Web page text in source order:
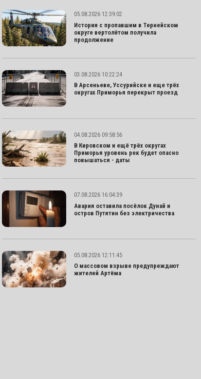
05.08.2026 12:39:02
История с пропавшим в Тернейском
округе вертолётом получила
продолжение
03.08.2026 10:22:24
В Арсеньеве, Уссурийске и еще трёх
округах Приморья перекрыт проезд
04.08.2026 09:58:56
В Кировском и ещё трёх округах
Приморья уровень рек будет опасно
повышаться - даты
07.08.2026 16:04:39
Авария оставила посёлок Дунай и
остров Путятин без электричества
05.08.2026 12:11:45
О массовом взрыве предупреждают
жителей Артёма